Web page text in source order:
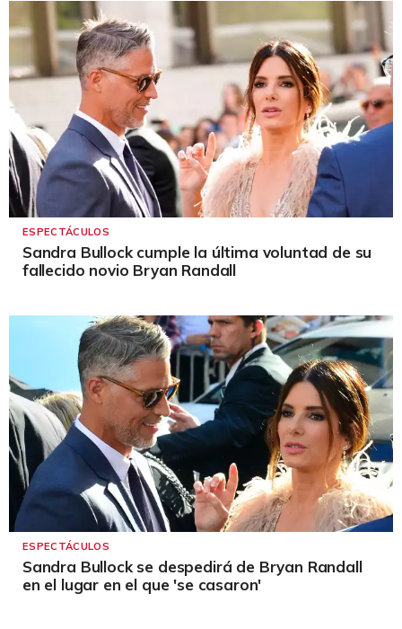
ESPECTÁCULOS
Sandra Bullock cumple la última voluntad de su
fallecido novio Bryan Randall
ESPECTÁCULOS
Sandra Bullock se despedirá de Bryan Randall
en el lugar en el que 'se casaron'